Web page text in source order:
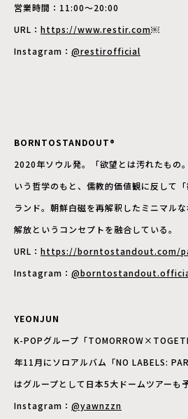
営業時間：11:00～20:00
URL： https://www.restir.com￼
Instagram： @restirofficial
BORNTOSTANDOUT®
2020年ソウル発。「欲望とは汚れたもの
いう哲学のもと、儒教的価値観に反して
ランド。朝鮮白磁を再解釈したミニマル
解放というコンセプトを融合している。
URL： https://borntostandout.com/
Instagram：
YEONJUN
K-POPグループ「
年11月にソロアルバム「NO LABELS:
はグループとして日本5大ドームツアーも
Instagram： @yawnzzn